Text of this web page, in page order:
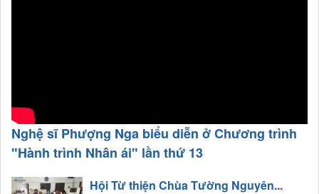
Nghệ sĩ Phượng Nga biểu diễn ở Chương trình
"Hành trình Nhân ái" lần thứ 13
Hội Từ thiện Chùa Tường Nguyên...